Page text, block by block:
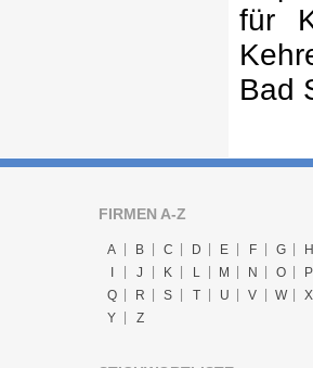
für
Bad
FIRMEN A-Z
A B C D E F G
H
J K L M N O
P
Q
R S T U V W
X
Y
Z